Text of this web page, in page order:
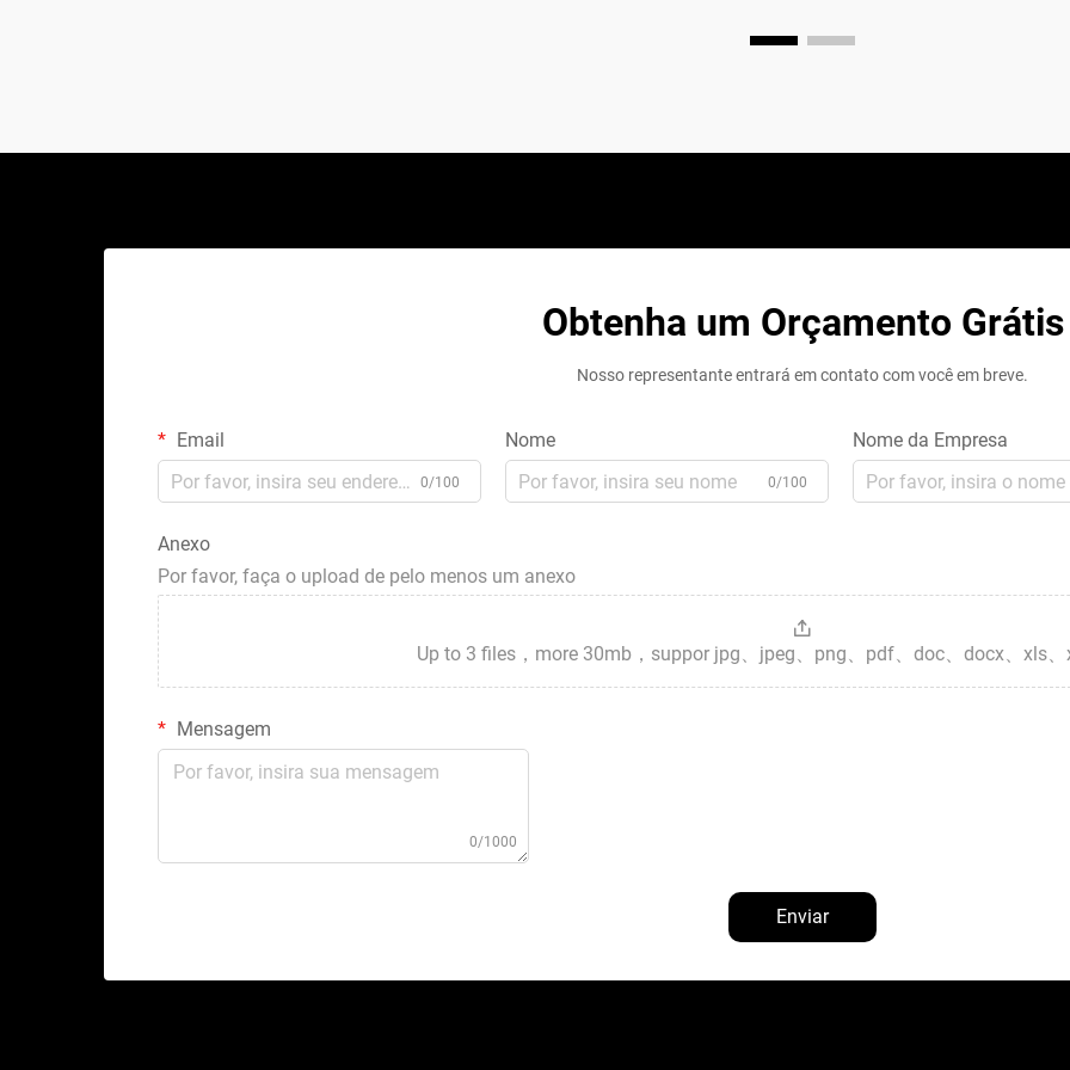
Obtenha um Orçamento Grátis
Nosso representante entrará em contato com você em breve.
Email
0/100
Nome
0/100
Nome da Empresa
Anexo
Por favor, faça o upload de pelo menos um anexo
Up to 3 files，more 30mb，suppor jpg、jpeg、png、pdf、doc、docx、xls
Mensagem
0/1000
Enviar